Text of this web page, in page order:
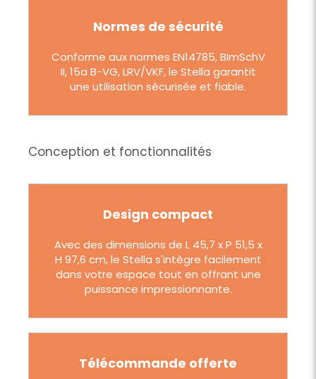
Normes de sécurité
Conforme aux normes EN14785, BImSchV
II, 15a B-VG, LRV/VKF, le Stella garantit
une utilisation sécurisée et fiable.
Conception et fonctionnalités
Design compact
Avec des dimensions de L 45,7 x P 51,5 x
H 97,6 cm, le Stella s'intègre facilement
dans votre espace tout en offrant une
puissance impressionnante.
Télécommande offerte